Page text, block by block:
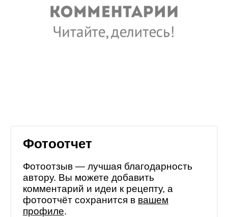
Фотоотчет
Фотоотзыв — лучшая благодарность
автору. Вы можете добавить
комментарий и идеи к рецепту, а
фотоотчёт сохранится в вашем
профиле.